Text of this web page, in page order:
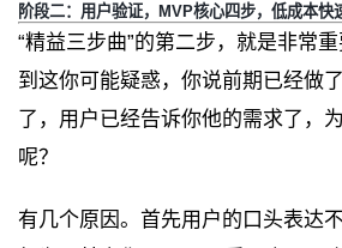
阶段二：用户验证，MVP核心四步，低成本快
“精益三步曲”的第二步，就是非常
到这你可能疑惑，你说前期已经做
了，用户已经告诉你他的需求了，
呢？
有几个原因。首先用户的口头表达